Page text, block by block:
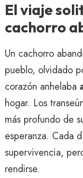
El viaje
cachorro
Un cachorro
pueblo, olvidado
corazón anhelaba
hogar. Los
más profundo de
esperanza. Cada
supervivencia,
rendirse.